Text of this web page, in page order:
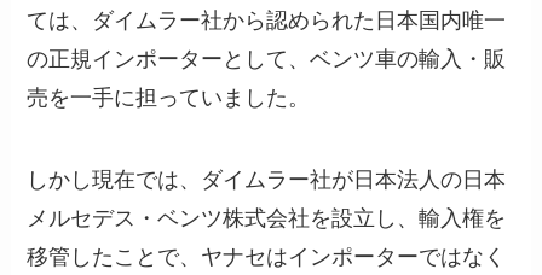
ては、ダイムラー社から認められた日本国内唯一
の正規インポーターとして、ベンツ車の輸入・販
売を一手に担っていました。
しかし現在では、ダイムラー社が日本法人の日本
メルセデス・ベンツ株式会社を設立し、輸入権を
移管したことで、ヤナセはインポーターではなく